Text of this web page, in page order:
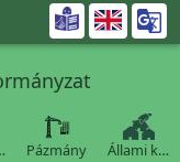

Pázmány Állami k…